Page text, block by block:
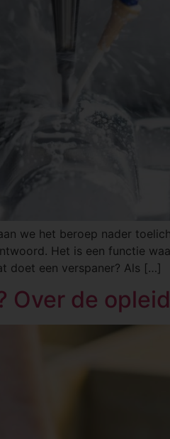
we het beroep nader
Het is een functie
doet een verspaner? Als […]
Over de